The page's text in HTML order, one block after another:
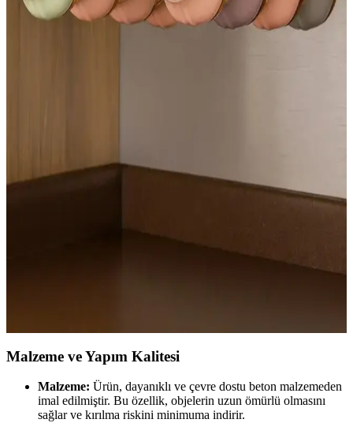
Yatak Odası Dekorasyonunda Fonksiyonel ve
Uygun fiyatlı tüller, çeşitli renk ve doku seçenekleriyle
dekorasyonda estetik ve fonksiyonel çözümler sunar. Kalite ve
İç Mekan Tasarımında Fincan Düzeni: Estetik ve
Malzeme ve Yapım Kalitesi
Malzeme: Ürün, dayanıklı ve çevre dostu beton malzemeden
imal edilmiştir. Bu özellik, objelerin uzun ömürlü olmasını
sağlar ve kırılma riskini minimuma indirir.